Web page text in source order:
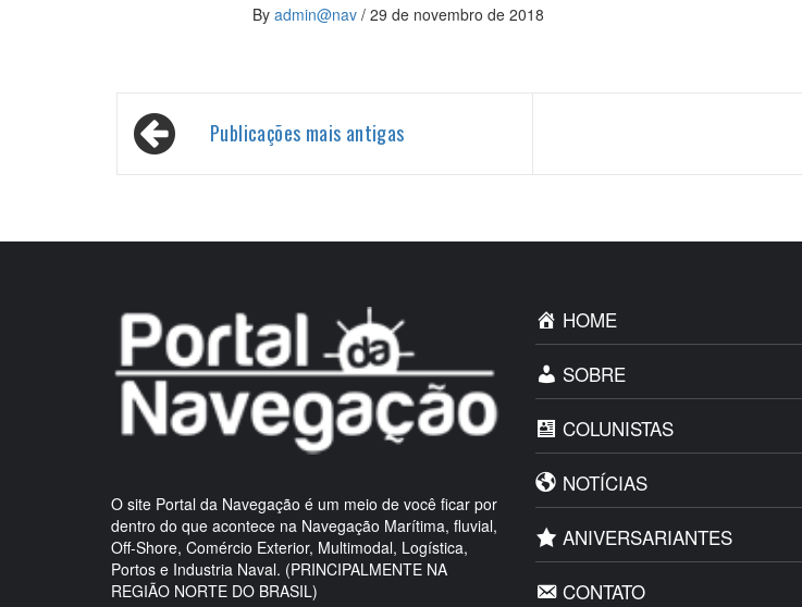
By admin@nav / 29 de novembro de 2018
Navegação
por
Publicações mais antigas
O site Portal da Navegação é um meio de você ficar por
dentro do que acontece na Navegação Marítima, fluvial,
Off-Shore, Comércio Exterior, Multimodal, Logística,
Portos e Industria Naval. (PRINCIPALMENTE NA
REGIÃO NORTE DO BRASIL)
HOME
SOBRE
COLUNISTAS
NOTÍCIAS
ANIVERSARIANTES
CONTATO